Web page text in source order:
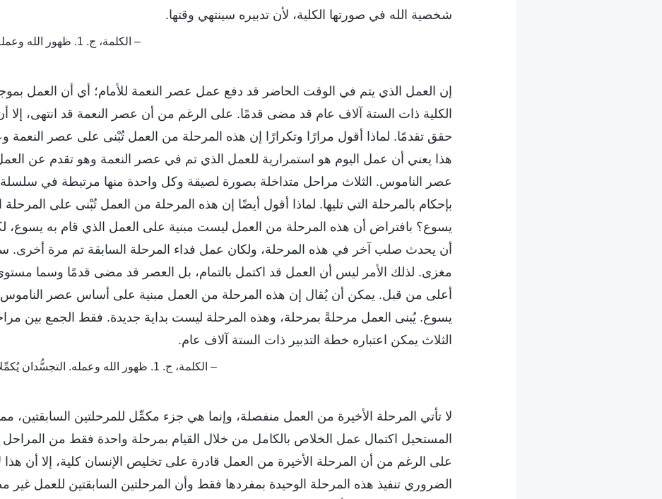
شخصية الله في صورتها الكلية، لأن تدبيره سينتهي وقتها.
– الكلمة، ج. 1. ظهور الله وعمله. سر التجسُّد (4)
إن العمل الذي يتم في الوقت الحاضر قد دفع عمل عصر النعمة للأمام؛ أي أن العمل
الكلية ذات الستة آلاف عام قد مضى قدمًا. على الرغم من أن عصر النعمة قد انتهى، إلا
حقق تقدمًا. لماذا أقول مرارًا وتكرارًا إن هذه المرحلة من العمل تُبْنى على عصر النعمة
هذا يعني أن عمل اليوم هو استمرارية للعمل الذي تم في عصر النعمة وهو تقدم عن
عصر الناموس. الثلاث مراحل متداخلة بصورة لصيقة وكل واحدة منها مرتبطة في
بإحكام بالمرحلة التي تليها. لماذا أقول أيضًا إن هذه المرحلة من العمل تُبْنى على المرحلة
يسوع؟ بافتراض أن هذه المرحلة من العمل ليست مبنية على العمل الذي قام به يسوع،
أن يحدث صلب آخر في هذه المرحلة، ولكان عمل فداء المرحلة السابقة تم مرة أخرى.
مغزى. لذلك الأمر ليس أن العمل قد اكتمل بالتمام، بل العصر قد مضى قدمًا وسما
أعلى من قبل. يمكن أن يُقال إن هذه المرحلة من العمل مبنية على أساس عصر
يسوع. يُبنى العمل مرحلةً بمرحلة، وهذه المرحلة ليست بداية جديدة. فقط الجمع بين
الثلاث يمكن اعتباره خطة التدبير ذات الستة آلاف عام.
– الكلمة، ج. 1. ظهور الله وعمله. التجسُّدان يُكمِّلان مغزى التجسد
لا تأتي المرحلة الأخيرة من العمل منفصلة، وإنما هي جزء مكمِّل للمرحلتين السابقتين،
المستحيل اكتمال عمل الخلاص بالكامل من خلال القيام بمرحلة واحدة فقط من المراحل
على الرغم من أن المرحلة الأخيرة من العمل قادرة على تخليص الإنسان كلية، إلا أن هذا
الضروري تنفيذ هذه المرحلة الوحيدة بمفردها فقط وأن المرحلتين السابقتين للعمل غير